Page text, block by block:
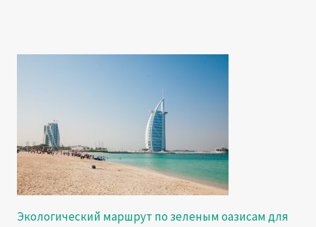
Экологический маршрут по зеленым оазисам для